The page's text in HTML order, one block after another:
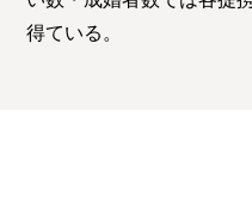
得ている。